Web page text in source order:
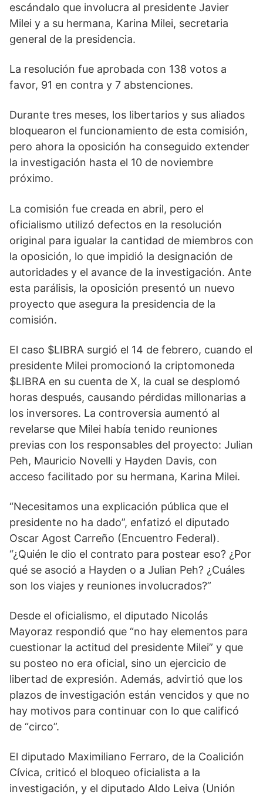
escándalo que involucra al presidente Javier
Milei y a su hermana, Karina Milei, secretaria
general de la presidencia.
La resolución fue aprobada con 138 votos a
favor, 91 en contra y 7 abstenciones.
Durante tres meses, los libertarios y sus aliados
bloquearon el funcionamiento de esta comisión,
pero ahora la oposición ha conseguido extender
la investigación hasta el 10 de noviembre
próximo.
La comisión fue creada en abril, pero el
oficialismo utilizó defectos en la resolución
original para igualar la cantidad de miembros con
la oposición, lo que impidió la designación de
autoridades y el avance de la investigación. Ante
esta parálisis, la oposición presentó un nuevo
proyecto que asegura la presidencia de la
comisión.
El caso $LIBRA surgió el 14 de febrero, cuando el
presidente Milei promocionó la criptomoneda
$LIBRA en su cuenta de X, la cual se desplomó
horas después, causando pérdidas millonarias a
los inversores. La controversia aumentó al
revelarse que Milei había tenido reuniones
previas con los responsables del proyecto: Julian
Peh, Mauricio Novelli y Hayden Davis, con
acceso facilitado por su hermana, Karina Milei.
“Necesitamos una explicación pública que el
presidente no ha dado”, enfatizó el diputado
Oscar Agost Carreño (Encuentro Federal).
“¿Quién le dio el contrato para postear eso? ¿Por
qué se asoció a Hayden o a Julian Peh? ¿Cuáles
son los viajes y reuniones involucrados?”
Desde el oficialismo, el diputado Nicolás
Mayoraz respondió que “no hay elementos para
cuestionar la actitud del presidente Milei” y que
su posteo no era oficial, sino un ejercicio de
libertad de expresión. Además, advirtió que los
plazos de investigación están vencidos y que no
hay motivos para continuar con lo que calificó
de “circo”.
El diputado Maximiliano Ferraro, de la Coalición
Cívica, criticó el bloqueo oficialista a la
investigación, y el diputado Aldo Leiva (Unión